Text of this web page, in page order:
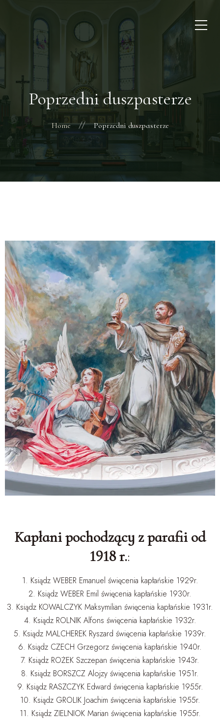
Poprzedni duszpasterze
Home Poprzedni duszpasterze
Kapłani pochodzący z parafii od
1918 r.:
1. Ksiądz WEBER Emanuel święcenia kapłańskie 1929r.
2. Ksiądz WEBER Emil święcenia kapłańskie 1930r.
3. Ksiądz KOWALCZYK Maksymilian święcenia kapłańskie 1931r.
4. Ksiądz ROLNIK Alfons święcenia kapłańskie 1932r.
5. Ksiądz MALCHEREK Ryszard święcenia kapłańskie 1939r.
6. Ksiądz CZECH Grzegorz święcenia kapłańskie 1940r.
7. Ksiądz ROŻEK Szczepan święcenia kapłańskie 1943r.
8. Ksiądz BORSZCZ Alojzy święcenia kapłańskie 1951r.
9. Ksiądz RASZCZYK Edward święcenia kapłańskie 1955r.
10. Ksiądz GROLIK Joachim święcenia kapłańskie 1955r.
11. Ksiądz ZIELNIOK Marian święcenia kapłańskie 1955r.